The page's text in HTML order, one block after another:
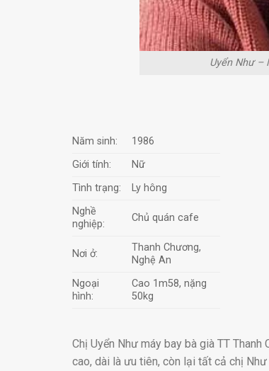
Uyển Như –
Năm sinh:
1986
Giới tính:
Nữ
Tình trạng:
Ly hông
Nghề
nghiệp:
Chủ quán cafe
Nơi ở:
Thanh Chương,
Nghệ An
Ngoại
hình:
Cao 1m58, nặng
50kg
Chị Uyển Như máy bay bà già TT
cao, dài là ưu tiên, còn lại tất cả chị